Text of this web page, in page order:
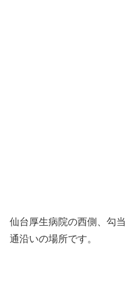
仙台厚生病院の西側、勾
通沿いの場所です。